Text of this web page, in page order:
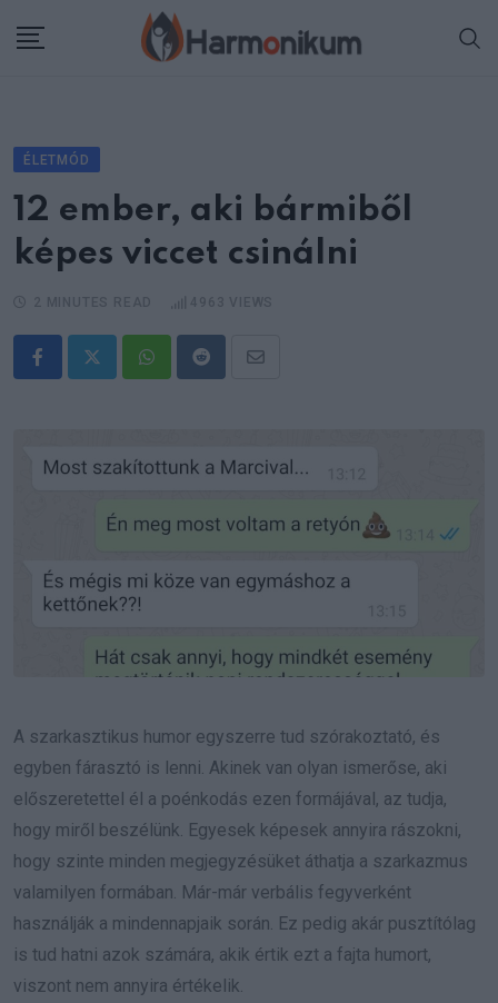
ÉLETMÓD
12 ember, aki bármiből
képes viccet csinálni
WhatsappRedditShare
A szarkasztikus humor egyszerre tud szórakoztató, és
egyben fárasztó is lenni. Akinek van olyan ismerőse, aki
előszeretettel él a poénkodás ezen formájával, az tudja,
hogy miről beszélünk. Egyesek képesek annyira rászokni,
hogy szinte minden megjegyzésüket áthatja a szarkazmus
valamilyen formában. Már-már verbális fegyverként
használják a mindennapjaik során. Ez pedig akár pusztítólag
is tud hatni azok számára, akik értik ezt a fajta humort,
viszont nem annyira értékelik.